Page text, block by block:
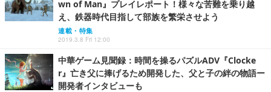
wn of Man』プレイレポート！様々な苦難を乗り越
え、鉄器時代目指して部族を繁栄させよう
連載・特集
2019.3.8 Fri 12:00
中華ゲーム見聞録：時間を操るパズルADV『Clocke
r』亡き父に捧げるため開発した、父と子の絆の物語ー
開発者インタビューも